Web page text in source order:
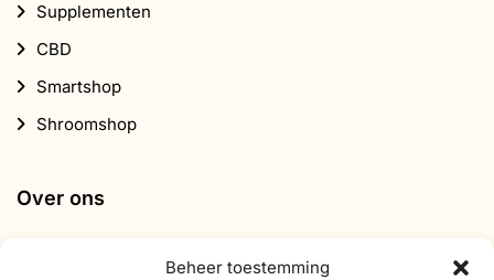
Beheer toestemming
Supplementen
CBD
Smartshop
Shroomshop
Over ons
Contact